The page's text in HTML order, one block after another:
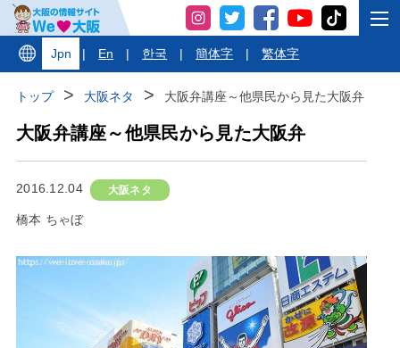
Jpn | En | 한국 | 簡体字 | 繁体字
トップ 大阪ネタ 大阪弁講座～他県民から見た大阪弁
大阪弁講座～他県民から見た大阪弁
2016.12.04 大阪ネタ
橋本 ちゃぼ